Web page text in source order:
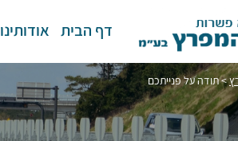
דף הבית אודותינו
>תודה על פנייתכם